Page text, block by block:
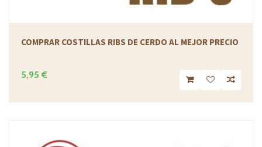
COMPRAR COSTILLAS RIBS DE CERDO AL MEJOR PRECIO
5,95 €